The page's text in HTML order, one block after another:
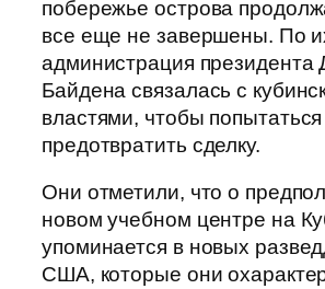
побережье острова
все еще не завершены. По
администрация президента
Байдена связалась с
властями, чтобы попытаться
предотвратить сделку.
Они отметили, что о
новом учебном центре на
упоминается в новых
США, которые они